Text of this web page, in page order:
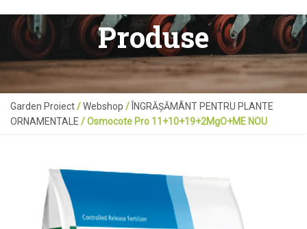
Produse
Garden Proiect/Webshop / ÎNGRĂȘĂMÂNT PENTRU PLANTE
ORNAMENTALE / Osmocote Pro 11+10+19+2MgO+ME NOU